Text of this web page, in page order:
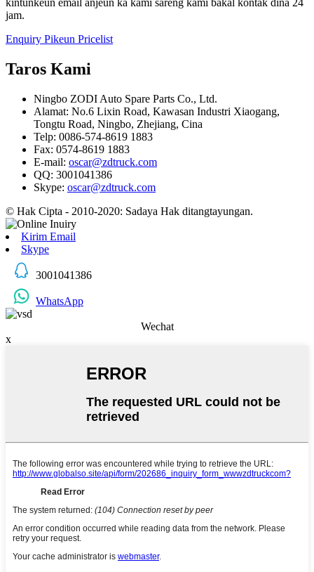
jam.
Enquiry Pikeun Pricelist
Taros Kami
Ningbo ZODI Auto Spare Parts Co., Ltd.
Alamat: No.6 Lixin Road, Kawasan Industri Xiaogang,
Tongtu Road, Ningbo, Zhejiang, Cina
Telp: 0086-574-8619 1883
Fax: 0574-8619 1883
E-mail: oscar@zdtruck.com
QQ: 3001041386
Skype: oscar@zdtruck.com
© Hak Cipta - 2010-2020: Sadaya Hak ditangtayungan.
Kirim Email
Skype
3001041386
WhatsApp
Wechat
x